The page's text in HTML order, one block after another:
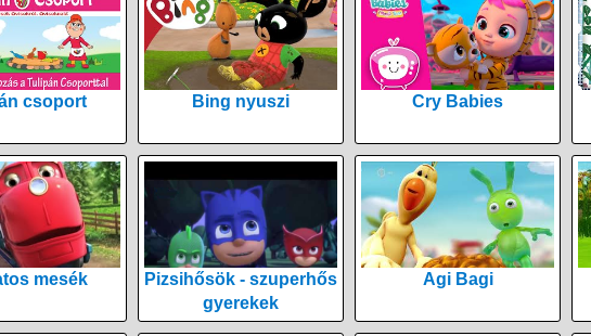
csoport Bing nyuszi Cry Babies
mesék
Pizsihősök - szuperhős
gyerekek
Agi Bagi